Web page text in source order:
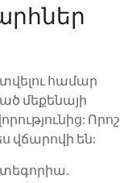
համար
մեքենայի
Որոշ
վճարովի են: